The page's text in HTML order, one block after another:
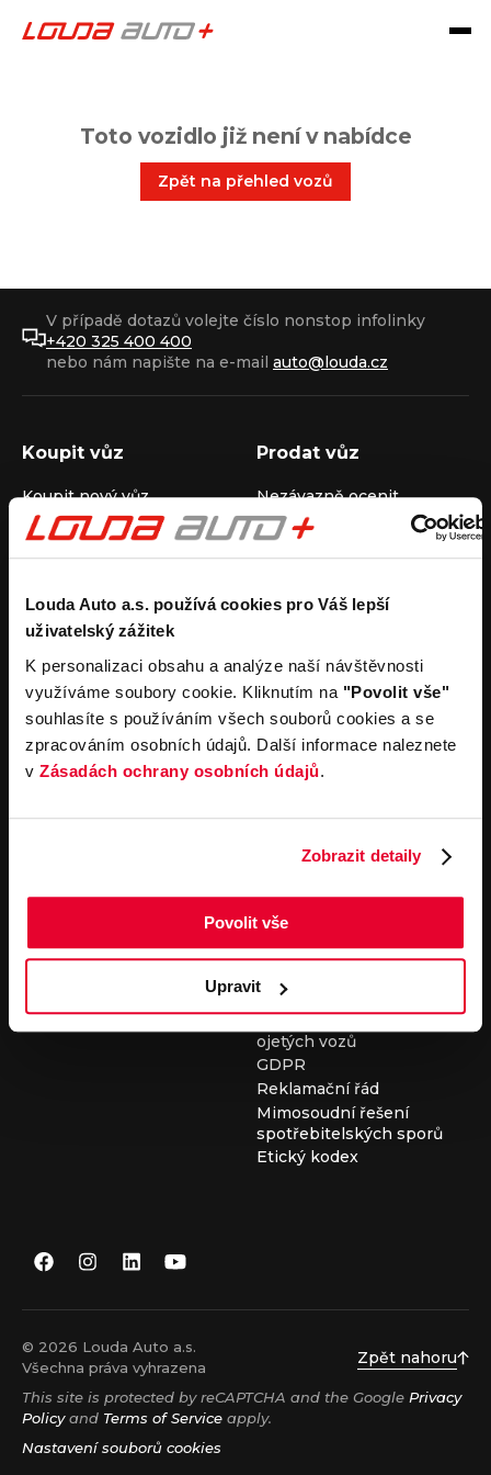
Louda Auto a.s. používá cookies pro Váš lepší
uživatelský zážitek
K personalizaci obsahu a analýze naší návštěvnosti
využíváme soubory cookie. Kliknutím na "Povolit vše"
souhlasíte s používáním všech souborů cookies a se
zpracováním osobních údajů. Další informace naleznete
v Zásadách ochrany osobních údajů.
Zobrazit detaily
Povolit vše
Upravit
Toto vozidlo již není v nabídce
Zpět na přehled vozů
V případě dotazů volejte číslo nonstop infolinky
+420 325 400 400
nebo nám napište na e-mail auto@louda.cz
Koupit vůz
Koupit nový vůz
Koupit ojetý vůz
Koupit užitkový vůz
Prodat vůz
Nezávazně ocenit
Průběh výkupu vozu
Pronájem
Carsharing
Autopůjčovna
Operativní leasing
Společnost
Louda Auto+ Poděbrady
Obytné vozy
Novinky
Kariéra
Servisní služby
Servis
Důležité odkazy
Cookies
Všeobecné obchodní
podmínky pro online
vozidel
Všeobecné obchodní
podmínky pro provádění
servisních prací
Všeobecné obchodní
podmínky při nákupu
ojetých vozů
GDPR
Reklamační řád
Mimosoudní řešení
spotřebitelských sporů
Etický kodex
© 2026 Louda Auto a.s.
Všechna práva vyhrazena
Zpět nahoru
This site is protected by reCAPTCHA and the Google Privacy
Policyand Terms of Service apply.
Nastavení souborů cookies